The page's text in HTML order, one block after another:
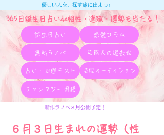
365日誕生日占いde相性・適職・​運勢も当たる！
優しい人を、探す旅に出よう♪
誕生日占い 恋愛コラム
無料ラノベ 芸能人の過去世
占い・心理テスト 芸能オーディション
ファンタジー用語
新作ラノベ８月公開予定！
６月３日生まれの運勢（性